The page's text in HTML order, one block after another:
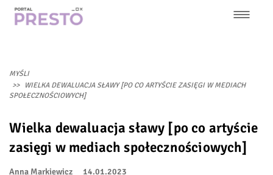
Przejdź
nawigacja
MYŚLI
WIELKA DEWALUACJA SŁAWY [PO CO ARTYŚCIE ZASIĘGI W MEDIACH
SPOŁECZNOŚCIOWYCH]
Wielka dewaluacja sławy [po co artyście
zasięgi w mediach społecznościowych]
Anna Markiewicz 14.01.2023